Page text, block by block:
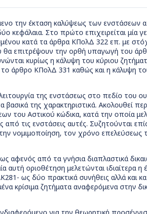
την έκταση καλύψεως των
κεφάλαια. Στο πρώτο επιχειρείται μία
κατά τα άρθρα ΚΠολΔ 322 επ. με
θα επιτρέψουν την ορθή υπαγωγή του
κυρίως η κάλυψη του κύριου
άρθρο ΚΠολΔ 331 καθώς και η κάλυψη
της ενστάσεως στο πεδίο του
βασικά της χαρακτηριστικά. Ακολουθεί
του Αστικού κώδικα, κατά την οποία
από τις ενστάσεις αυτές. Συζητούνται
νομιμοποίηση, τον χρόνο επελεύσεως
αφενός από τα γνήσια διαπλαστικά
αυτή οριοθέτηση μελετώνται ιδιαίτερα
ως δύο πρακτικά συνήθεις αλλά και
κρίσιμα ζητήματα αναφερόμενα στην